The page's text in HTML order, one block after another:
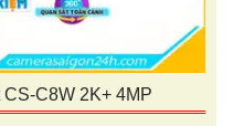
C8W 2K+ 4MP